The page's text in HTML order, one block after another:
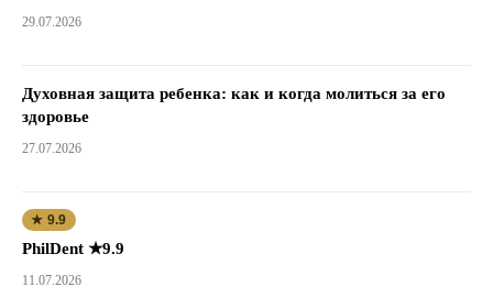
29.07.2026
Духовная защита ребенка: как и когда молиться за его
здоровье
27.07.2026
★ 9.9
PhilDent ★9.9
11.07.2026